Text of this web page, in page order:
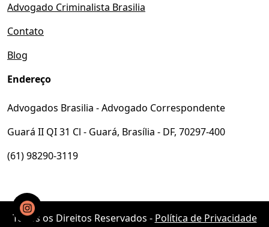
Advogado Criminalista Brasilia
Contato
Blog
Endereço
Advogados Brasilia - Advogado Correspondente
Guará II QI 31 Cl - Guará, Brasília - DF, 70297-400
(61) 98290-3119
Todos os Direitos Reservados - Política de Privacidade